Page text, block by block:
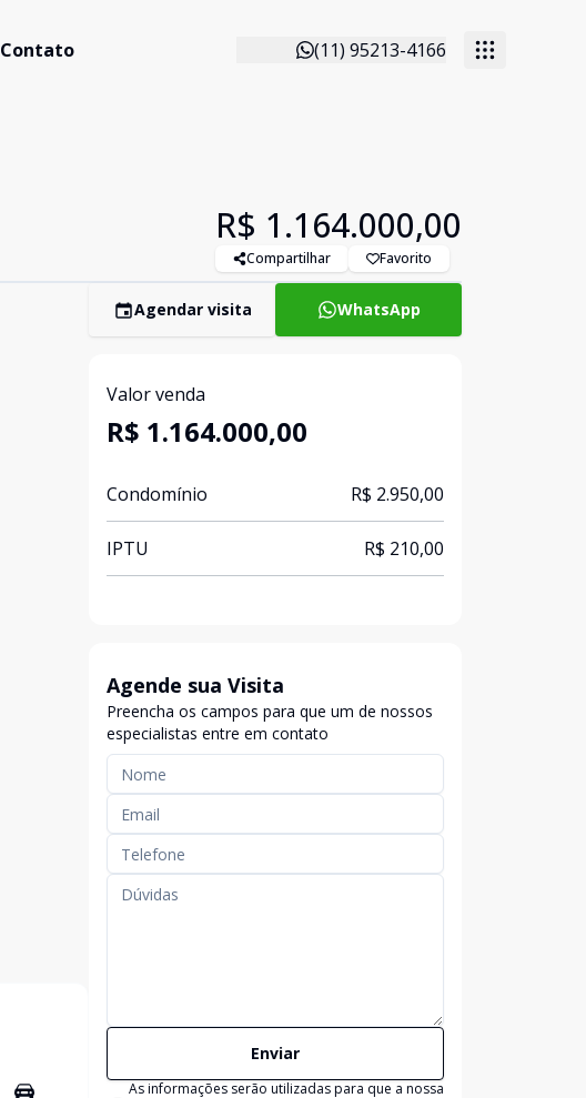
Contato (11) 95213-4166
R$ 1.164.000,00
Compartilhar Favorito
Agendar visita WhatsApp
Valor venda
R$ 1.164.000,00
Condomínio R$ 2.950,00
IPTU R$ 210,00
Agende sua Visita
Preencha os campos para que um de nossos
especialistas entre em contato
Enviar
As informações serão utilizadas para que a nossa